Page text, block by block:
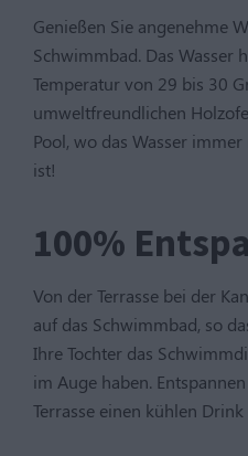
Genießen Sie angenehme
Schwimmbad. Das Wasser
Temperatur von 29 bis 30
umweltfreundlichen
Pool, wo das Wasser
ist!
100%
Von der Terrasse bei der
auf das Schwimmbad, so
Ihre Tochter das
im Auge haben.
Terrasse einen kühlen Drink